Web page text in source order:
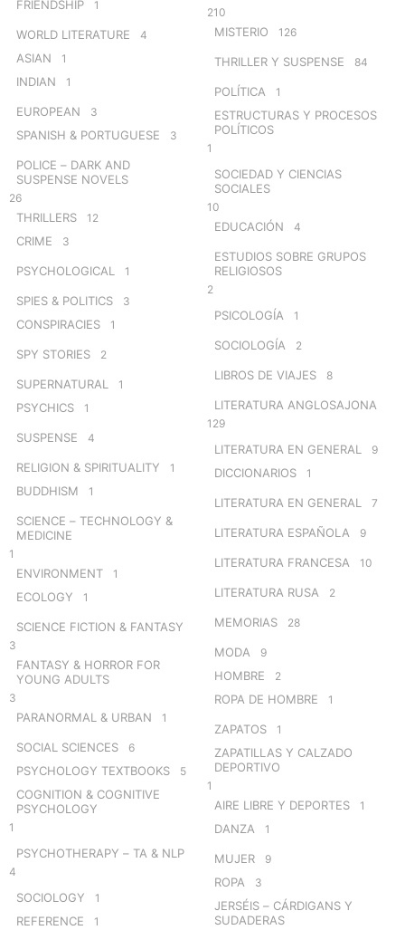
FRIENDSHIP 1
WORLD LITERATURE 4
ASIAN 1
INDIAN 1
EUROPEAN 3
SPANISH & PORTUGUESE 3
POLICE – DARK AND
SUSPENSE NOVELS
26
THRILLERS 12
CRIME 3
PSYCHOLOGICAL 1
SPIES & POLITICS 3
CONSPIRACIES 1
SPY STORIES 2
SUPERNATURAL 1
PSYCHICS 1
SUSPENSE 4
RELIGION & SPIRITUALITY 1
BUDDHISM 1
SCIENCE – TECHNOLOGY &
MEDICINE
1
ENVIRONMENT 1
ECOLOGY 1
SCIENCE FICTION & FANTASY
3
FANTASY & HORROR FOR
YOUNG ADULTS
3
PARANORMAL & URBAN 1
SOCIAL SCIENCES 6
PSYCHOLOGY TEXTBOOKS 5
COGNITION & COGNITIVE
PSYCHOLOGY
1
PSYCHOTHERAPY – TA & NLP
4
SOCIOLOGY 1
REFERENCE 1
210
MISTERIO 126
THRILLER Y SUSPENSE 84
POLÍTICA 1
ESTRUCTURAS Y PROCESOS
POLÍTICOS
1
SOCIEDAD Y CIENCIAS
SOCIALES
10
EDUCACIÓN 4
ESTUDIOS SOBRE GRUPOS
RELIGIOSOS
2
PSICOLOGÍA 1
SOCIOLOGÍA 2
LIBROS DE VIAJES 8
LITERATURA ANGLOSAJONA
129
LITERATURA EN GENERAL 9
DICCIONARIOS 1
LITERATURA EN GENERAL 7
LITERATURA ESPAÑOLA 9
LITERATURA FRANCESA 10
LITERATURA RUSA 2
MEMORIAS 28
MODA 9
HOMBRE 2
ROPA DE HOMBRE 1
ZAPATOS 1
ZAPATILLAS Y CALZADO
DEPORTIVO
1
AIRE LIBRE Y DEPORTES 1
DANZA 1
MUJER 9
ROPA 3
JERSÉIS – CÁRDIGANS Y
SUDADERAS